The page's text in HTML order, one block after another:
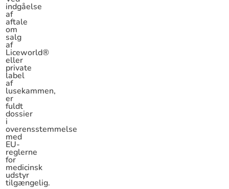
indgåelse
af
aftale
om
salg
af
Liceworld®
eller
private
label
af
lusekammen,
er
fuldt
dossier
i
overensstemmelse
med
EU-
reglerne
for
medicinsk
udstyr
tilgængelig.